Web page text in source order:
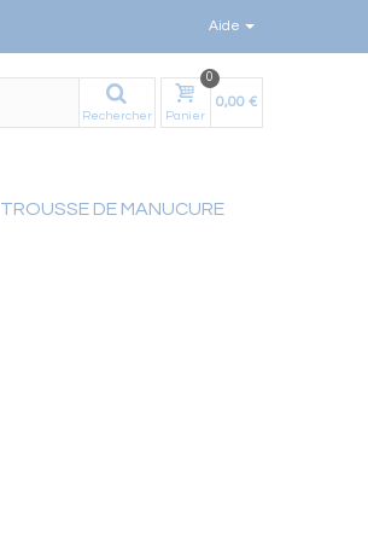
Aide
Rechercher Panier
0
0,00 €
TROUSSE DE MANUCURE